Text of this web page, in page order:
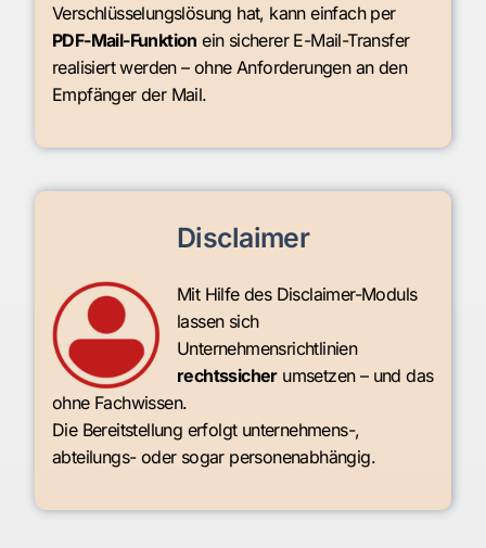
Verschlüsselungslösung hat, kann einfach per
PDF-Mail-Funktion ein sicherer E-Mail-Transfer
realisiert werden – ohne Anforderungen an den
Empfänger der Mail.
Disclaimer
Mit Hilfe des Disclaimer-Moduls
lassen sich
Unternehmensrichtlinien
rechtssicherumsetzen – und das
ohne Fachwissen.
Die Bereitstellung erfolgt unternehmens-,
abteilungs- oder sogar personenabhängig.